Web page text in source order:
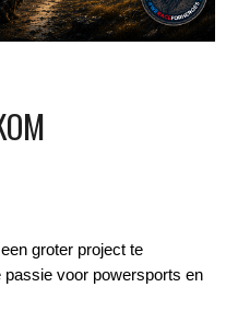
groter project te
passie voor powersports en